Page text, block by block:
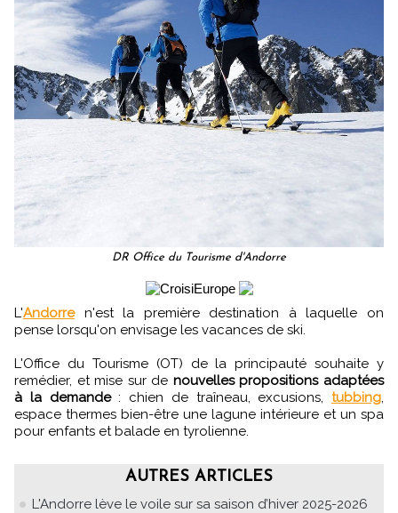
DR Office du Tourisme d'Andorre
L'Andorren'est la première destination à laquelle on
pense lorsqu'on envisage les vacances de ski.
L'Office du Tourisme (OT) de la principauté souhaite y
remédier, et mise sur de nouvelles propositions adaptées
à la demande: chien de traîneau, excusions, tubbing
espace thermes bien-être une lagune intérieure et un spa
pour enfants et balade en tyrolienne.
AUTRES ARTICLES
L'Andorre lève le voile sur sa saison d’hiver 2025-2026